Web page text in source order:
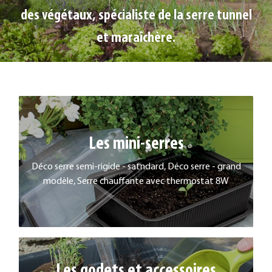
des végétaux, spécialiste de la serre tunnel
et maraîchère.
Les mini-serres
Déco serre semi-rigide - satndard, Déco serre - grand
modèle, Serre chauffante avec thermostat 8W
LES MINI-SERRES
EN SAVOIR PLUS